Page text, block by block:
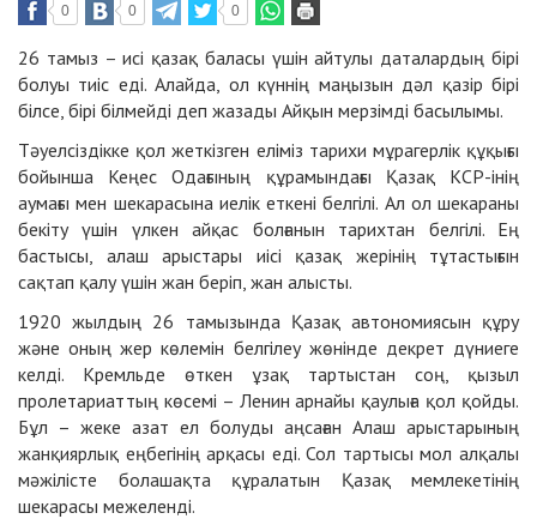
0 0 0
26 тамыз – исі қазақ баласы үшін айтулы даталардың бірі
болуы тиіс еді. Алайда, ол күннің маңызын дәл қазір бірі
білсе, бірі білмейді деп жазады Айқын мерзімді басылымы.
Тәуел­сіз­дікке қол жеткізген еліміз та­рихи мұрагерлік құқығы
бойынша Кеңес Одағының құра­мындағы Қазақ КСР-інің
аумағы мен шекарасына иелік еткені белгілі. Ал ол шекараны
бекіту үшін үлкен айқас болғанын та­рихтан белгілі. Ең
бастысы, алаш арыстары иісі қазақ жерінің тұтастығын
сақтап қалу үшін жан беріп, жан алысты.
1920 жылдың 26 тамызында Қазақ автономиясын құру
және оның жер көлемін белгілеу жөнінде декрет дүниеге
келді. Кремльде өткен ұзақ тартыстан соң, қызыл
пролетариаттың көсемі – Ленин арнайы қаулыға қол қойды.
Бұл – жеке азат ел болуды аңсаған Алаш арыста­рының
жанқиярлық еңбегінің арқасы еді. Сол тартысы мол алқалы
мәжілісте болашақта құралатын Қазақ мемлекетінің
шекарасы межеленді.